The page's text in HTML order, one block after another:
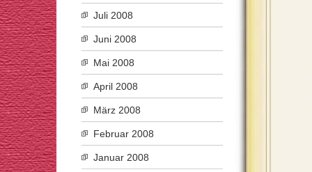
Juli 2008
Juni 2008
Mai 2008
April 2008
März 2008
Februar 2008
Januar 2008